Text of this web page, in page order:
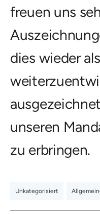
freuen uns
dies wieder
unseren
zu erbringen.
Unkategorisiert